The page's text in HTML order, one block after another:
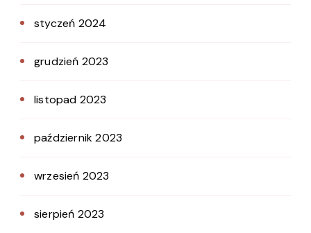
styczeń 2024
grudzień 2023
listopad 2023
październik 2023
wrzesień 2023
sierpień 2023